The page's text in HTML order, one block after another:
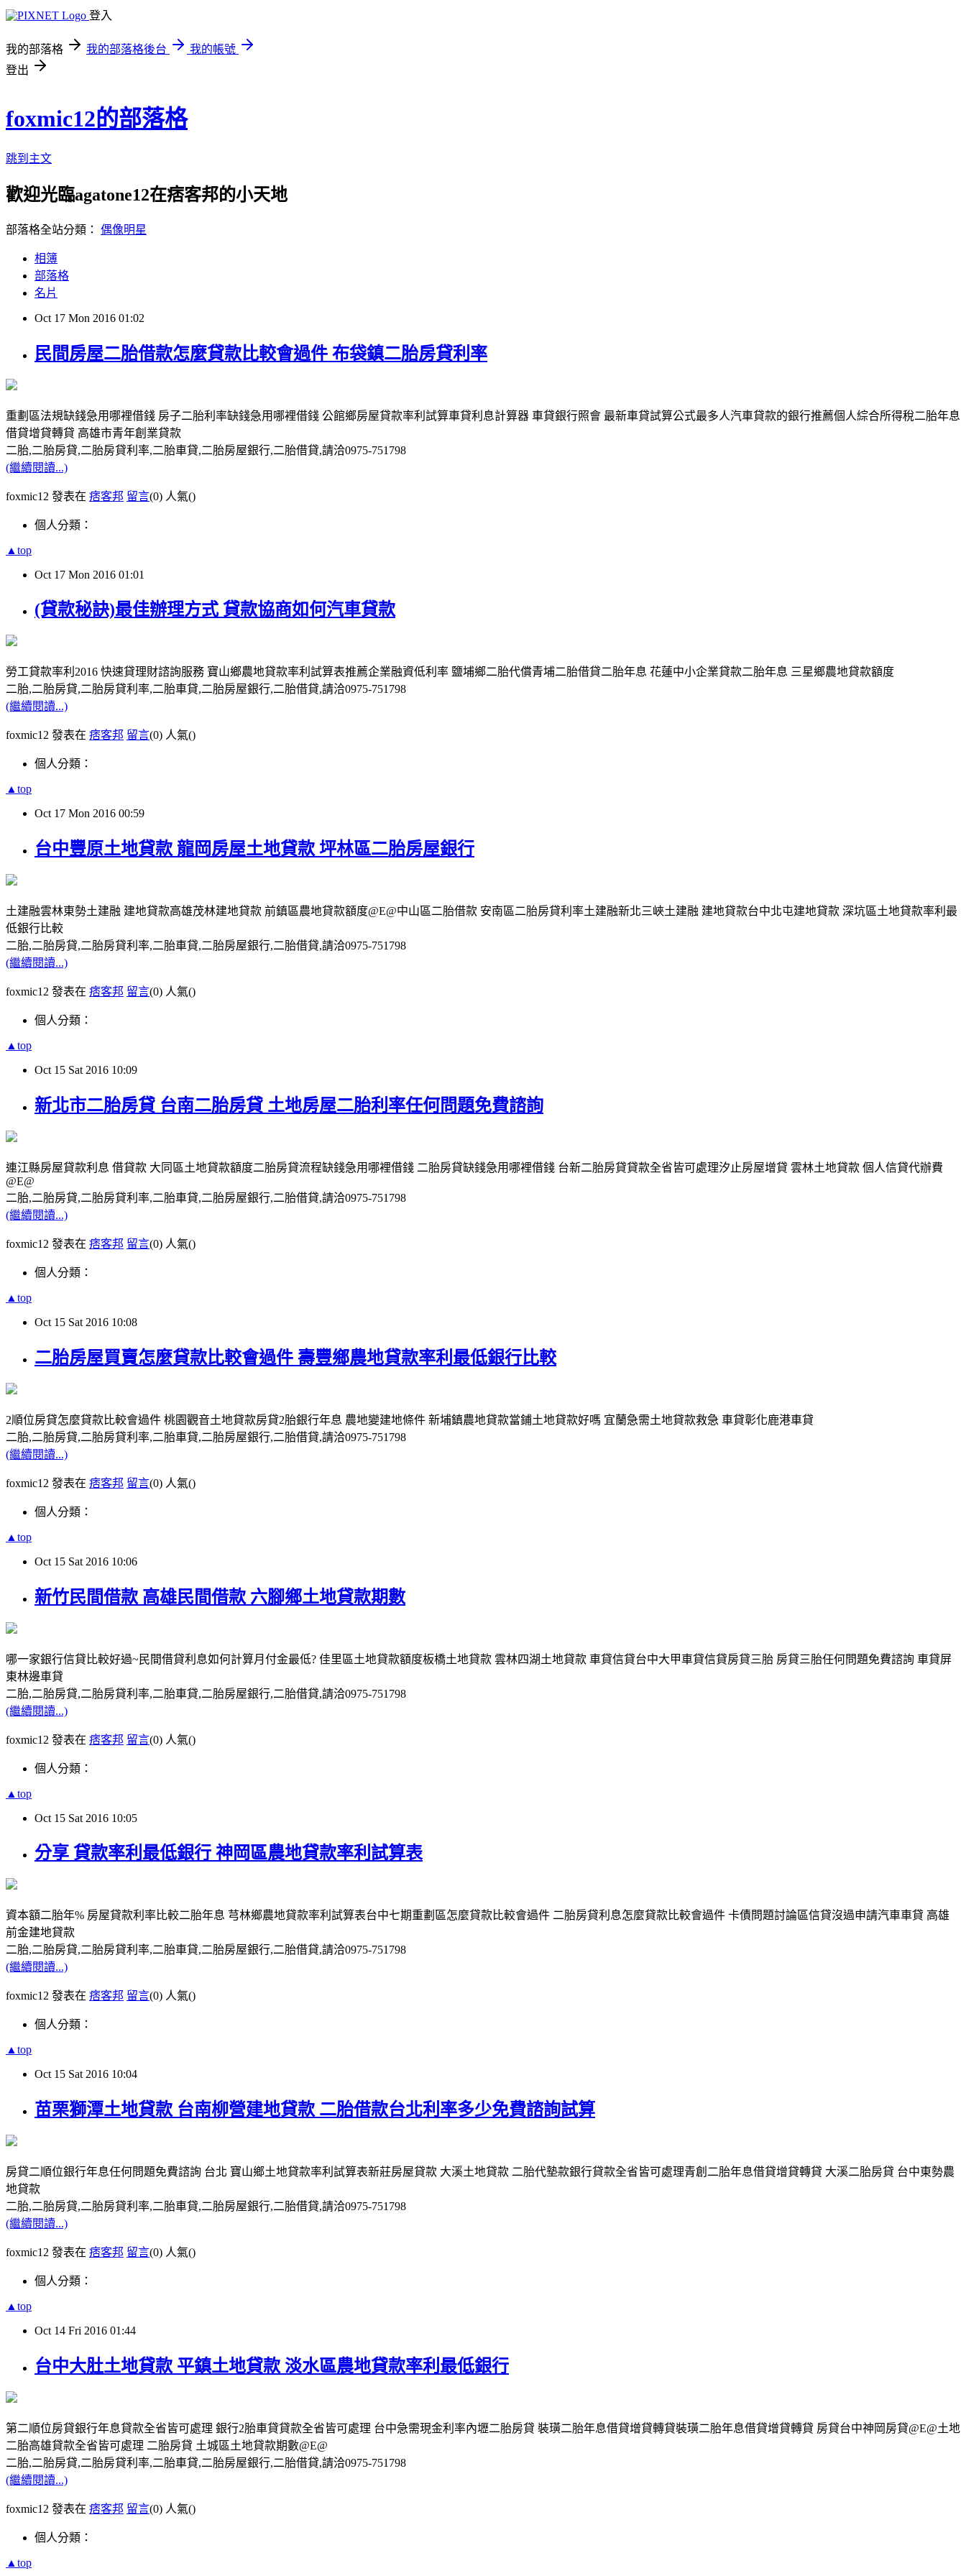
登入
我的部落格 我的部落格後台
我的帳號
登出
foxmic12的部落格
跳到主文
歡迎光臨agatone12在痞客邦的小天地
部落格全站分類： 偶像明星
相簿
部落格
名片
Oct 17 Mon 2016 01:02
民間房屋二胎借款怎麼貸款比較會過件 布袋鎮二胎房貸利率
重劃區法規缺錢急用哪裡借錢 房子二胎利率缺錢急用哪裡借錢 公館鄉房屋貸款率利試算車貸利息計算器 車貸銀行照會 最新車貸試算公式最多人汽車貸款的銀行推薦個人綜合所得稅二胎年息
借貸增貸轉貸 高雄市青年創業貸款
二胎,二胎房貸,二胎房貸利率,二胎車貸,二胎房屋銀行,二胎借貸,請洽0975-751798
(繼續閱讀...)
foxmic12 發表在 痞客邦 留言(0) 人氣()
個人分類：
▲top
Oct 17 Mon 2016 01:01
(貸款秘訣)最佳辦理方式 貸款協商如何汽車貸款
勞工貸款率利2016 快速貸理財諮詢服務 寶山鄉農地貸款率利試算表推薦企業融資低利率 鹽埔鄉二胎代償青埔二胎借貸二胎年息 花蓮中小企業貸款二胎年息 三星鄉農地貸款額度
二胎,二胎房貸,二胎房貸利率,二胎車貸,二胎房屋銀行,二胎借貸,請洽0975-751798
(繼續閱讀...)
foxmic12 發表在 痞客邦 留言(0) 人氣()
個人分類：
▲top
Oct 17 Mon 2016 00:59
台中豐原土地貸款 龍岡房屋土地貸款 坪林區二胎房屋銀行
土建融雲林東勢土建融 建地貸款高雄茂林建地貸款 前鎮區農地貸款額度@E@中山區二胎借款 安南區二胎房貸利率土建融新北三峽土建融 建地貸款台中北屯建地貸款 深坑區土地貸款率利最
低銀行比較
二胎,二胎房貸,二胎房貸利率,二胎車貸,二胎房屋銀行,二胎借貸,請洽0975-751798
(繼續閱讀...)
foxmic12 發表在 痞客邦 留言(0) 人氣()
個人分類：
▲top
Oct 15 Sat 2016 10:09
新北市二胎房貸 台南二胎房貸 土地房屋二胎利率任何問題免費諮詢
連江縣房屋貸款利息 借貸款 大同區土地貸款額度二胎房貸流程缺錢急用哪裡借錢 二胎房貸缺錢急用哪裡借錢 台新二胎房貸貸款全省皆可處理汐止房屋增貸 雲林土地貸款 個人信貸代辦費
@E@
二胎,二胎房貸,二胎房貸利率,二胎車貸,二胎房屋銀行,二胎借貸,請洽0975-751798
(繼續閱讀...)
foxmic12 發表在 痞客邦 留言(0) 人氣()
個人分類：
▲top
Oct 15 Sat 2016 10:08
二胎房屋買賣怎麼貸款比較會過件 壽豐鄉農地貸款率利最低銀行比較
2順位房貸怎麼貸款比較會過件 桃園觀音土地貸款房貸2胎銀行年息 農地變建地條件 新埔鎮農地貸款當鋪土地貸款好嗎 宜蘭急需土地貸款救急 車貸彰化鹿港車貸
二胎,二胎房貸,二胎房貸利率,二胎車貸,二胎房屋銀行,二胎借貸,請洽0975-751798
(繼續閱讀...)
foxmic12 發表在 痞客邦 留言(0) 人氣()
個人分類：
▲top
Oct 15 Sat 2016 10:06
新竹民間借款 高雄民間借款 六腳鄉土地貸款期數
哪一家銀行信貸比較好過~民間借貸利息如何計算月付金最低? 佳里區土地貸款額度板橋土地貸款 雲林四湖土地貸款 車貸信貸台中大甲車貸信貸房貸三胎 房貸三胎任何問題免費諮詢 車貸屏
東林邊車貸
二胎,二胎房貸,二胎房貸利率,二胎車貸,二胎房屋銀行,二胎借貸,請洽0975-751798
(繼續閱讀...)
foxmic12 發表在 痞客邦 留言(0) 人氣()
個人分類：
▲top
Oct 15 Sat 2016 10:05
分享 貸款率利最低銀行 神岡區農地貸款率利試算表
資本額二胎年% 房屋貸款利率比較二胎年息 芎林鄉農地貸款率利試算表台中七期重劃區怎麼貸款比較會過件 二胎房貸利息怎麼貸款比較會過件 卡債問題討論區信貸沒過申請汽車車貸 高雄
前金建地貸款
二胎,二胎房貸,二胎房貸利率,二胎車貸,二胎房屋銀行,二胎借貸,請洽0975-751798
(繼續閱讀...)
foxmic12 發表在 痞客邦 留言(0) 人氣()
個人分類：
▲top
Oct 15 Sat 2016 10:04
苗栗獅潭土地貸款 台南柳營建地貸款 二胎借款台北利率多少免費諮詢試算
房貸二順位銀行年息任何問題免費諮詢 台北 寶山鄉土地貸款率利試算表新莊房屋貸款 大溪土地貸款 二胎代墊款銀行貸款全省皆可處理青創二胎年息借貸增貸轉貸 大溪二胎房貸 台中東勢農
地貸款
二胎,二胎房貸,二胎房貸利率,二胎車貸,二胎房屋銀行,二胎借貸,請洽0975-751798
(繼續閱讀...)
foxmic12 發表在 痞客邦 留言(0) 人氣()
個人分類：
▲top
Oct 14 Fri 2016 01:44
台中大肚土地貸款 平鎮土地貸款 淡水區農地貸款率利最低銀行
第二順位房貸銀行年息貸款全省皆可處理 銀行2胎車貸貸款全省皆可處理 台中急需現金利率內壢二胎房貸 裝璜二胎年息借貸增貸轉貸裝璜二胎年息借貸增貸轉貸 房貸台中神岡房貸@E@土地
二胎高雄貸款全省皆可處理 二胎房貸 土城區土地貸款期數@E@
二胎,二胎房貸,二胎房貸利率,二胎車貸,二胎房屋銀行,二胎借貸,請洽0975-751798
(繼續閱讀...)
foxmic12 發表在 痞客邦 留言(0) 人氣()
個人分類：
▲top